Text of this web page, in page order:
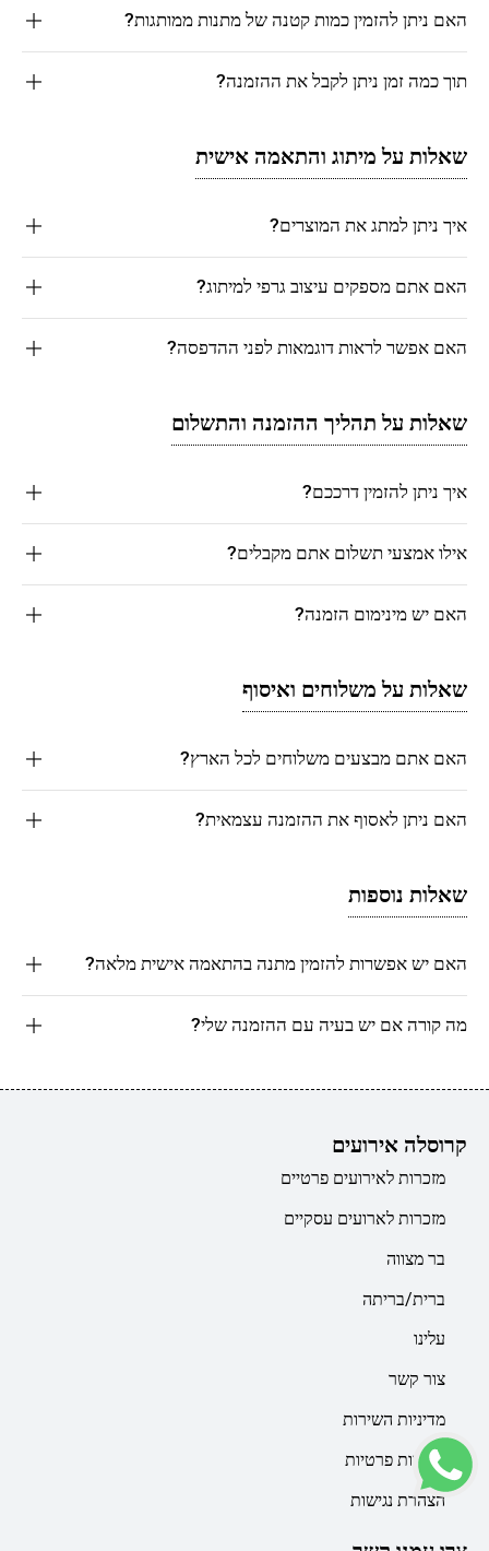
האם ניתן להזמין כמות קטנה של מתנות ממותגות?
תוך כמה זמן ניתן לקבל את ההזמנה?
שאלות על מיתוג והתאמה אישית
איך ניתן למתג את המוצרים?
האם אתם מספקים עיצוב גרפי למיתוג?
האם אפשר לראות דוגמאות לפני ההדפסה?
שאלות על תהליך ההזמנה והתשלום
איך ניתן להזמין דרככם?
אילו אמצעי תשלום אתם מקבלים?
האם יש מינימום הזמנה?
שאלות על משלוחים ואיסוף
האם אתם מבצעים משלוחים לכל הארץ?
האם ניתן לאסוף את ההזמנה עצמאית?
שאלות נוספות
האם יש אפשרות להזמין מתנה בהתאמה אישית מלאה?
מה קורה אם יש בעיה עם ההזמנה שלי?
קרוסלה אירועים
מזכרות לאירועים פרטיים
מזכרות לארועים עסקיים
בר מצווה
ברית/בריתה
עלינו
צור קשר
מדיניות השירות
מדיניות פרטיות
הצהרת נגישות